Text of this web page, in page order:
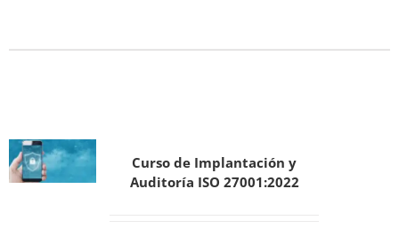
Curso de Implantación y
Auditoría ISO 27001:2022